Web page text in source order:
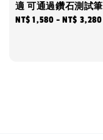
適 可通過鑽石測試筆
Regular
NT$ 1,580 -NT$ 3,280